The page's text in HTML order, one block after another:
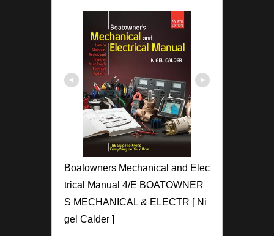
Boatowners Mechanical and Elec
trical Manual 4/E BOATOWNER
S MECHANICAL & ELECTR [ Ni
gel Calder ]